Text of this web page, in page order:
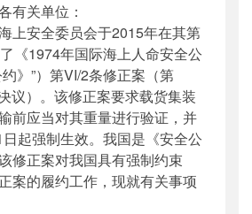
有关单位：
上安全委员会于2015年在其第
《1974年国际海上人命安全公
》”）第VI/2条修正案（第
议）。该修正案要求载货集装
前应当对其重量进行验证，并
起强制生效。我国是《安全公
修正案对我国具有强制约束
案的履约工作，现就有关事项